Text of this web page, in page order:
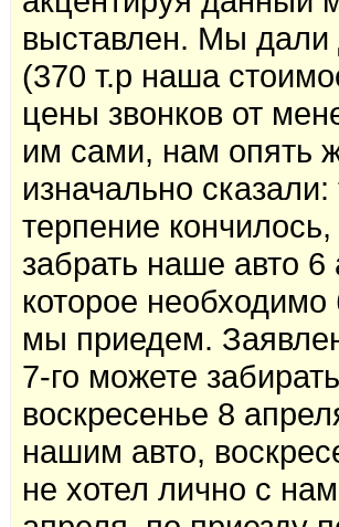
выставлен. Мы дали
(370 т.р наша
цены звонков от
им сами, нам опять
изначально
терпение
забрать наше авто
которое
мы приедем.
7-го можете
воскресенье 8
нашим авто,
не хотел лично с